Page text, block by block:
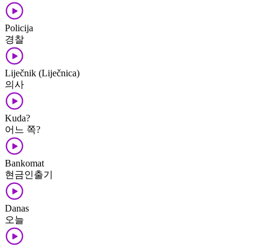
Policija
경찰
Liječnik (Liječnica)
의사
Kuda?
어느 쪽?
Bankomat
현금인출기
Danas
오늘